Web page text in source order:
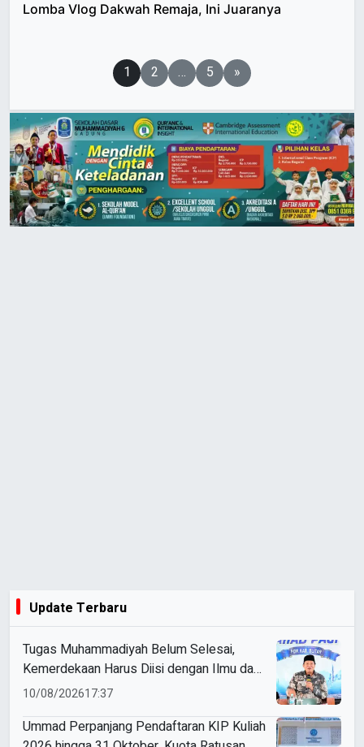
Lomba Vlog Dakwah Remaja, Ini Juaranya
1 2 … 5 »
Update Terbaru
Tugas Muhammadiyah Belum Selesai,
Kemerdekaan Harus Diisi dengan Ilmu dan
Amal
10/08/202617:37
Ummad Perpanjang Pendaftaran KIP Kuliah